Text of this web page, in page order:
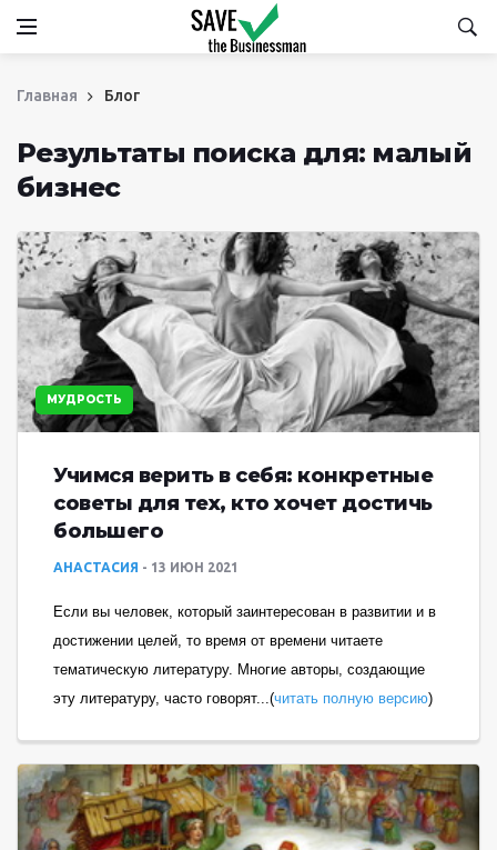
Главная Блог
Результаты поиска для: малый
бизнес
МУДРОСТЬ
Учимся верить в себя: конкретные
советы для тех, кто хочет достичь
большего
АНАСТАСИЯ 13 ИЮН 2021
Если вы человек, который заинтересован в развитии и в
достижении целей, то время от времени читаете
тематическую литературу. Многие авторы, создающие
эту литературу, часто говорят...(читать полную версию)